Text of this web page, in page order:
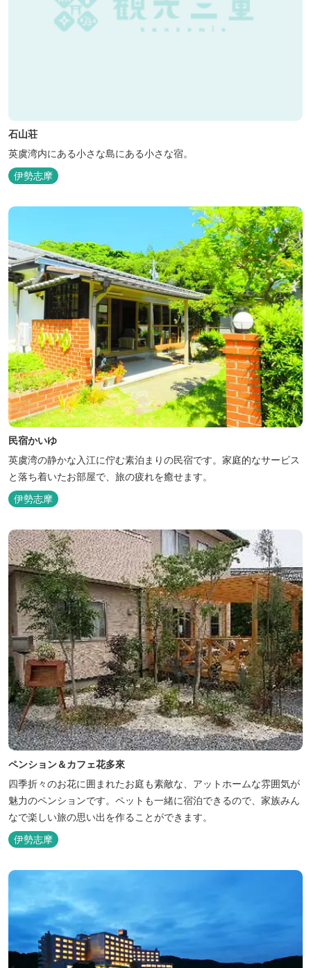
石山荘
英虞湾内にある小さな島にある小さな宿。
伊勢志摩
民宿かいゆ
英虞湾の静かな入江に佇む素泊まりの民宿です。家庭的なサービス
と落ち着いたお部屋で、旅の疲れを癒せます。
伊勢志摩
ペンション＆カフェ花多來
四季折々のお花に囲まれたお庭も素敵な、アットホームな雰囲気が
魅力のペンションです。ペットも一緒に宿泊できるので、家族みん
なで楽しい旅の思い出を作ることができます。
伊勢志摩